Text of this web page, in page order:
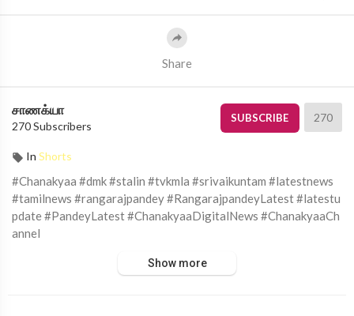
Share
சாணக்யா
270 Subscribers
SUBSCRIBE 270
In Shorts
#Chanakyaa #dmk #stalin #tvkmla #srivaikuntam #latestnews
#tamilnews #rangarajpandey #RangarajpandeyLatest #latestu
pdate #PandeyLatest #ChanakyaaDigitalNews #ChanakyaaCh
annel
Show more